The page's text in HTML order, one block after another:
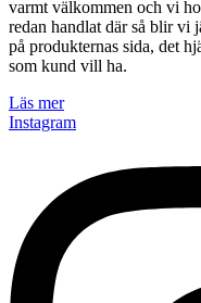
varmt välkommen och vi
redan handlat där så blir vi
på produkternas sida, det
som kund vill ha.
Läs mer
Instagram